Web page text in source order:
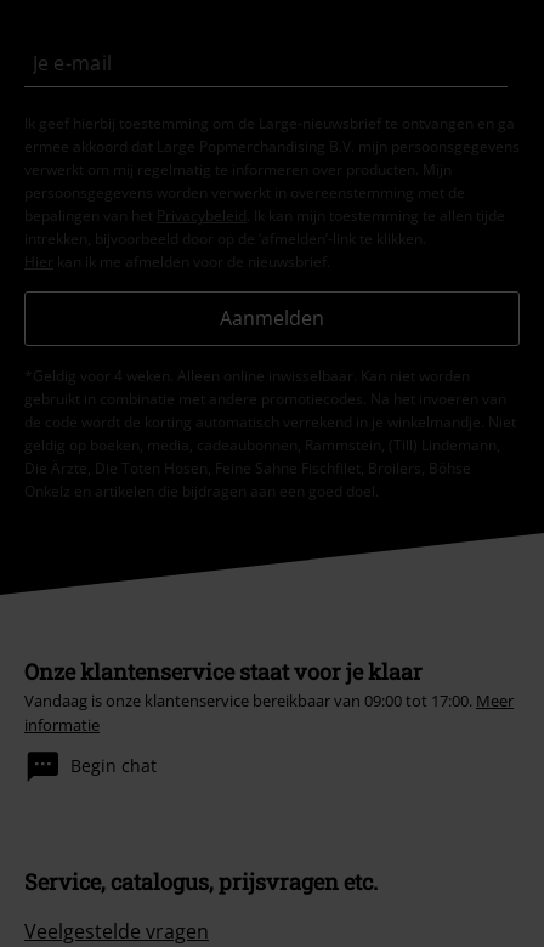
Ik geef hierbij toestemming om de Large-nieuwsbrief te ontvangen en ga
ermee akkoord dat Large Popmerchandising B.V. mijn persoonsgegevens
verwerkt om mij regelmatig te informeren over producten. Mijn
persoonsgegevens worden verwerkt in overeenstemming met de
bepalingen van het
Privacybeleid . Ik kan mijn toestemming te allen tijde
intrekken, bijvoorbeeld door op de ‘afmelden’-link te klikken.
Hier kan ik me afmelden voor de nieuwsbrief.
Aanmelden
*Geldig voor 4 weken. Alleen online inwisselbaar. Kan niet worden
gebruikt in combinatie met andere promotiecodes. Na het invoeren van
de code wordt de korting automatisch verrekend in je winkelmandje. Niet
geldig op boeken, media, cadeaubonnen, Rammstein, (Till) Lindemann,
Die Ärzte, Die Toten Hosen, Feine Sahne Fischfilet, Broilers, Böhse
Onkelz en artikelen die bijdragen aan een goed doel.
Onze klantenservice staat voor je klaar
Vandaag is onze klantenservice bereikbaar van 09:00 tot 17:00. Meer
informatie
Begin chat
Service, catalogus, prijsvragen etc.
Veelgestelde vragen